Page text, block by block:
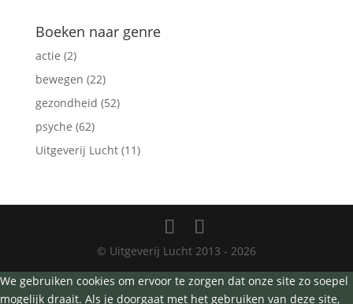
Boeken naar genre
actie (2)
bewegen (22)
gezondheid (52)
psyche (62)
Uitgeverij Lucht (11)
© Uitgeverij Lucht 2013 - 2026
We gebruiken cookies om ervoor te zorgen dat onze site zo soepel
mogelijk draait. Als je doorgaat met het gebruiken van deze site,